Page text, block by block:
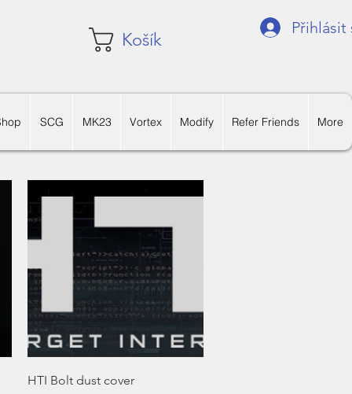
Košík
Přihlásit
SCG MK23 Vortex Modify Refer Friends More
Rychlý náhled
HTI Bolt dust cover